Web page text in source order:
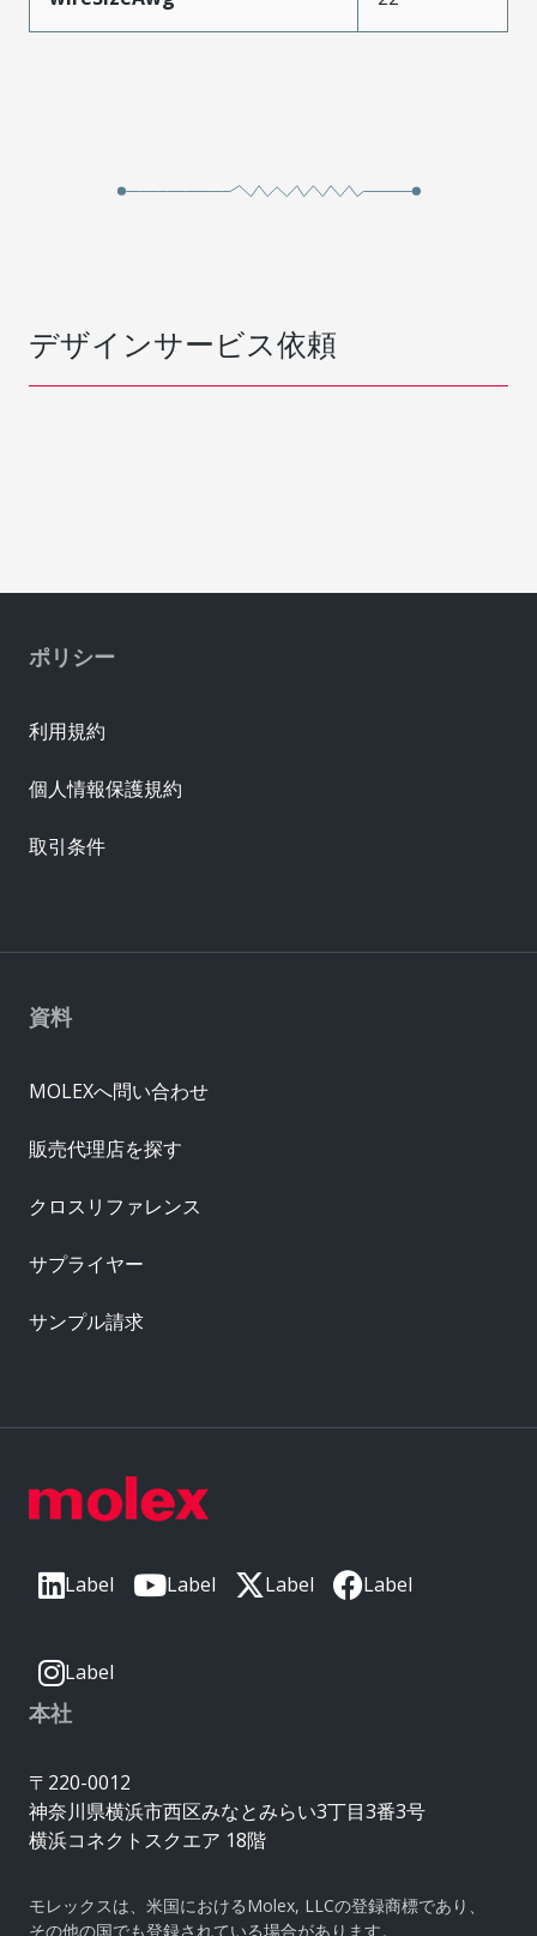
デザインサービス依頼
Label Label Label Label
Label
本社
〒220-0012
神奈川県横浜市西区みなとみらい3丁目3番3号
横浜コネクトスクエア 18階
モレックスは、米国におけるMolex, LLCの登録商標であり、
その他の国でも登録されている場合があります。
資料
MOLEXへ問い合わせ
販売代理店を探す
クロスリファレンス
サプライヤー
サンプル請求
ポリシー
利用規約
個人情報保護規約
取引条件